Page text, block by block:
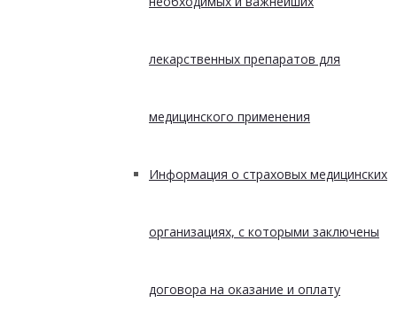
лекарственных препаратов для
медицинского применения
Информация о страховых медицинских
организациях, с которыми заключены
договора на оказание и оплату